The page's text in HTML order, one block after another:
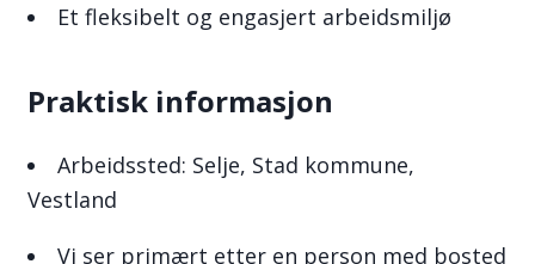
Et fleksibelt og engasjert arbeidsmiljø
Praktisk informasjon
Arbeidssted: Selje, Stad kommune,
Vestland
Vi ser primært etter en person med bosted